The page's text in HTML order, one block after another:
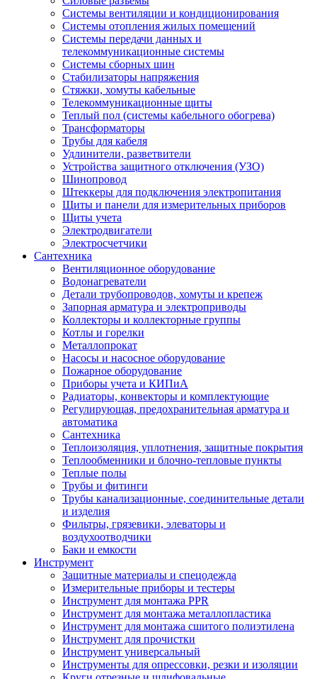
Системы вентиляции и кондиционирования
Системы отопления жилых помещений
Системы передачи данных и
телекоммуникационные системы
Системы сборных шин
Стабилизаторы напряжения
Стяжки, хомуты кабельные
Телекоммуникационные щиты
Теплый пол (системы кабельного обогрева)
Трансформаторы
Трубы для кабеля
Удлинители, разветвители
Устройства защитного отключения (УЗО)
Шинопровод
Штеккеры для подключения электропитания
Щиты и панели для измерительных приборов
Щиты учета
Электродвигатели
Электросчетчики
Сантехника
Вентиляционное оборудование
Водонагреватели
Детали трубопроводов, хомуты и крепеж
Запорная арматура и электроприводы
Коллекторы и коллекторные группы
Котлы и горелки
Металлопрокат
Насосы и насосное оборудование
Пожарное оборудование
Приборы учета и КИПиА
Радиаторы, конвекторы и комплектующие
Регулирующая, предохранительная арматура и
автоматика
Сантехника
Теплоизоляция, уплотнения, защитные покрытия
Теплообменники и блочно-тепловые пункты
Теплые полы
Трубы и фитинги
Трубы канализационные, соединительные детали
и изделия
Фильтры, грязевики, элеваторы и
воздухоотводчики
Баки и емкости
Инструмент
Защитные материалы и спецодежда
Измерительные приборы и тестеры
Инструмент для монтажа PPR
Инструмент для монтажа металлопластика
Инструмент для монтажа сшитого полиэтилена
Инструмент для прочистки
Инструмент универсальный
Инструменты для опрессовки, резки и изоляции